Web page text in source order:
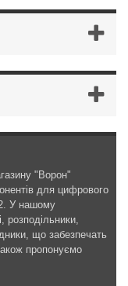
"Ворон"
для цифрового
У нашому
розподільники,
що забезпечать
пропонуємо